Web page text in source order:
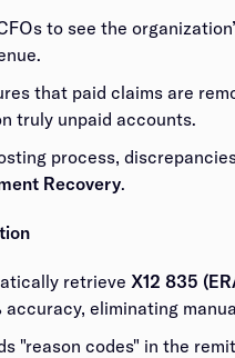
to see the
process,
.​​​​‌ ‍ ​‍​‍‌‍ ‌ ​‍‌‍‍‌‌‍‌ ‌‍‍‌‌‍ ‍​‍​‍​ ‍‍​‍​‍‌ ​ ‌‍​‌‌‍ ‍‌‍‍‌‌ ‌​‌ ‍‌​‍ ‍‌‍‍‌‌‍ ​‍​‍​‍ ​​‍​‍‌‍‍​‌ ​‍‌‍‌‌‌‍‌‍​‍​‍​ ‍‍​‍​‍‌‍‍​‌ ‌​‌ ‌​‌ ​​​ ‍‍​‍ ​‍ ‌‍ ​‌‍ ‌‍​ ‌‍​‌‌‍ ​‌‍‍​‌‍ ‌ ​ ‌ ‌​​ ‍‍​ ​ ​ ​ ​ ​ ​ ​ ​‍ ‌‍‍‌‌‍ ‍‌ ‌​‌‍‌‌‌‍ ‍‌ ‌​​‍ ‌‍‌‌‌‍‌​‌‍‍‌‌ ‌​​‍ ‌‍ ‌‌‍ ‌‍‌​‌‍‌‌​ ‌‌ ​​‌ ​‍‌‍‌‌‌ ​ ‌‍‌‌‌‍ ‍‌ ‌​‌‍​‌‌ ‌​‌‍‍‌‌‍ ‌‍ ‍​ ‍ ‌‍‍‌‌‍‌​​ ‌​ ‍‌​ ‌‌​ ​‌‌‍‌‍​ ​​‌‍‌‍​ ‍‌​ ‍​​‍ ‌​ ‌‌​ ‌‍​ ‍​‌‍‌​​‍ ‌​ ‌​​ ‍​‌‍​ ​ ‌​​‍ ‌‌‍​‍​ ​​‌‍‌‌‌‍​ ​‍ ‌‌‍‌‍‌‍‌‌​ ‌​​ ‍‌​ ‍‌‌‍​‍‌‍‌‍​ ​‌‌‍​‍​ ‌‍​ ‌​​ ‌ ​ ‍ ‌ ‌​‌ ‍‌‌ ​​‌‍‌‌​ ‌‌‍‌ ‌‍ ​‌‍ ‌ ​ ‌ ​ ‌‍​‌‌ ​‍‌ ‍‌‌‌‌​‌‍‌‌‌ ​‍‌‍ ‌​ ‍ ‌ ​​‌‍​‌‌ ‌​‌‍‍​​ ‌‌‍‌​‌‍‌‌‌‍‌‍‌‍‍‌‌‍ ‍‌‍‍‌‌ ‌​‌‍‍‌‌‍ ‌‍ ‍​‍‌‌​ ‌‌‌​​‍‌‌ ‌‍‍ ‌‍‌‌‌ ‍‌​‍‌‌​ ​ ‌​‌​​‍‌‌​ ​ ‌​‌​​‍‌‌​ ​‍​ ​‍​ ​​​ ‌‍​ ​ ​ ​ ​ ‌​‌‍​‌​ ​‍‌‍​ ‌‍‌‍​ ​​‌‍‌​​ ‌‍​‍‌‌​ ​‍​ ​‍​‍‌‌​ ‌‌‌​‌​​‍ ‍‌‍​ ‌‍‍​‌‍‍‌‌‍ ​‌‍‌​‌ ​‍‌‍‌‌‌‍ ‍​‍‌‌​ ‌‌‌​​‍‌‌ ‌‍‍ ‌‍‌‌‌ ‍‌​‍‌‌​ ​ ‌​‌​​‍‌‌​ ​ ‌​‌​​‍‌‌​ ​‍​ ​‍‌‍​ ‌‍​‌​ ‌​​ ‍​​ ​ ‌‍​‌​ ​‌​ ​‍​ ​‌​ ‍‌​ ​‌​ ‍‌​‍‌‌​ ​‍​ ​‍​‍‌‌​ ‌‌‌​‌​​‍ ‍‌ ‌​‌‍‌‌‌ ‍​‌ ‌​​ ‌‍​‍‌‍​‌‌ ​ ‌‍‌‌‌‌‌‌‌ ​‍‌‍ ​​ ‌‌‍‍​‌ ‌​‌ ‌​‌ ​​​‍‌‌​ ​ ‌​​‌​‍‌‌​ ​‍‌​‌‍​‍‌‌​ ​‍‌​‌‍‌‍ ​‌‍ ‌‍​ ‌‍​‌‌‍ ​‌‍‍​‌‍ ‌ ​ ‌ ‌​​‍‌‌​ ​ ‌​​‌​ ​ ​ ​ ​ ​ ​ ​ ​‍‌‍‌‍‍‌‌‍‌​​ ‌​ ‍‌​ ‌‌​ ​‌‌‍‌‍​ ​​‌‍‌‍​ ‍‌​ ‍​​‍ ‌​ ‌‌​ ‌‍​ ‍​‌‍‌​​‍ ‌​ ‌​​ ‍​‌‍​ ​ ‌​​‍ ‌‌‍​‍​ ​​‌‍‌‌‌‍​ ​‍ ‌‌‍‌‍‌‍‌‌​ ‌​​ ‍‌​ ‍‌‌‍​‍‌‍‌‍​ ​‌‌‍​‍​ ‌‍​ ‌​​ ‌ ​‍‌‍‌ ‌​‌ ‍‌‌ ​​‌‍‌‌​ ‌‌‍‌ ‌‍ ​‌‍ ‌ ​ ‌ ​ ‌‍​‌‌ ​‍‌ ‍‌‌‌‌​‌‍‌‌‌ ​‍‌‍ ‌​‍‌‍‌ ​​‌‍​‌‌ ‌​‌‍‍​​ ‌‌‍‌​‌‍‌‌‌‍‌‍‌‍‍‌‌‍ ‍‌‍‍‌‌ ‌​‌‍‍‌‌‍ ‌‍ ‍​‍‌‌​ ‌‌‌​​‍‌‌ ‌‍‍ ‌‍‌‌‌ ‍‌​‍‌‌​ ​ ‌​‌​​‍‌‌​ ​ ‌​‌​​‍‌‌​ ​‍​ ​‍​ ​​​ ‌‍​ ​ ​ ​ ​ ‌​‌‍​‌​ ​‍‌‍​ ‌‍‌‍​ ​​‌‍‌​​ ‌‍​‍‌‌​ ​‍​ ​‍​‍‌‌​ ‌‌‌​‌​​‍ ‍‌‍​ ‌‍‍​‌‍‍‌‌‍ ​‌‍‌​‌ ​‍‌‍‌‌‌‍ ‍​‍‌‌​ ‌‌‌​​‍‌‌ ‌‍‍ ‌‍‌‌‌ ‍‌​‍‌‌​ ​ ‌​‌​​‍‌‌​ ​ ‌​‌​​‍‌‌​ ​‍​ ​‍‌‍​ ‌‍​‌​ ‌​​ ‍​​ ​ ‌‍​‌​ ​‌​ ​‍​ ​‌​ ‍‌​ ​‌​ ‍‌​‍‌‌​ ​‍​ ​‍​‍‌‌​ ‌‌‌​‌​​‍ ‍‌ ‌​‌‍‌‌‌ ‍​‌ ‌​​‍‌‍‌ ​​‌‍‌‌‌ ​‍‌ ​ ‌ ​​‌‍‌‌‌‍​ ‌ ‌​‌‍‍‌‌ ‌‍‌‍‌‌​ ‌‌ ​​‌ ‌‌‌‍​‍‌‍ ​‌‍‍‌‌ ​ ‌‍‍​‌‍‌‌‌‍‌​​‍​‍‌ ‌
X12 835 (ERA)​​​​‌
"reason codes" in the